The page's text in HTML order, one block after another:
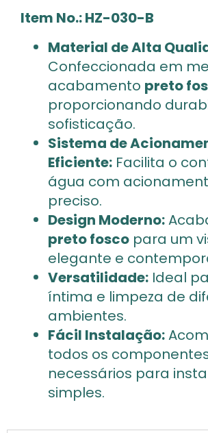
Item No.: HZ-030-B
Material de Alta
Confeccionada em
acabamento preto
proporcionando
sofisticação.
Sistema de
Eficiente: Facilita o
água com
preciso.
Design Moderno:
preto fosco para um
elegante e
Versatilidade: Ideal
íntima e limpeza de
ambientes.
Fácil Instalação:
todos os
necessários para
simples.